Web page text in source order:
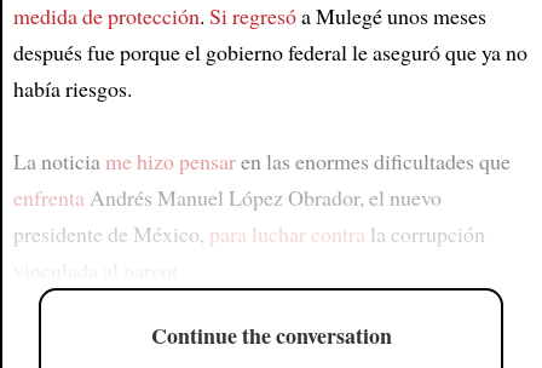
medida de protección. Si regresóa Mulegé unos meses
después fue porque el gobierno federal le aseguró que ya no
había riesgos.
La noticiame hizo pensaren las enormes dificultades que
enfrentaAndrés Manuel López Obrador, el nuevo
presidente de México, para luchar contra la corrupción
Continue the conversation